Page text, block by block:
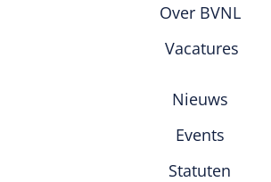
Over BVNL
Vacatures
Nieuws
Events
Statuten